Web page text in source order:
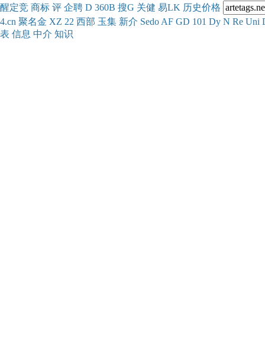
醒定竞 商标 评 企聘 D 360B 搜G 关健 易LK 历史价格
4.cn 聚名金 XZ 22 西部 玉集 新介 Sedo AF GD 101 Dy N Re Uni
表 信息 中介 知识